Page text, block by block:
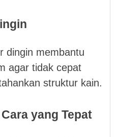
dingin membantu
agar tidak cepat
struktur kain.
yang Tepat